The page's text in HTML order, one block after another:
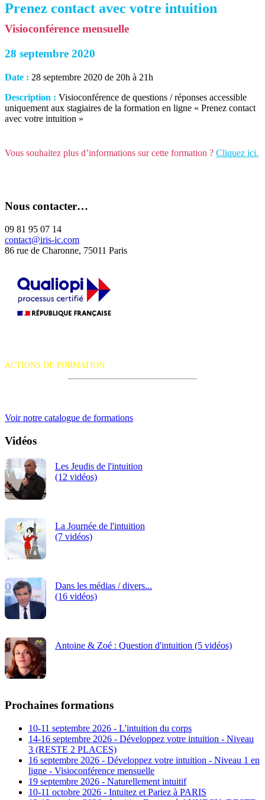
Prenez contact avec votre intuition
Visioconférence mensuelle
28 septembre 2020
Date : 28 septembre 2020 de 20h à 21h
Description : Visioconférence de questions / réponses accessible
uniquement aux stagiaires de la formation en ligne « Prenez contact
avec votre intuition »
Vous souhaitez plus d’informations sur cette formation ? Cliquez ici.
Nous contacter…
09 81 95 07 14
contact@iris-ic.com
86 rue de Charonne, 75011 Paris
ACTIONS DE FORMATION
Voir notre catalogue de formations
Vidéos
Les Jeudis de l'intuition
(12 vidéos)
La Journée de l'intuition
(7 vidéos)
Dans les médias / divers...
(16 vidéos)
Antoine & Zoé : Question d'intuition (5 vidéos)
Prochaines formations
10-11 septembre 2026 - L'intuition du corps
14-16 septembre 2026 - Développez votre intuition - Niveau
3 (RESTE 2 PLACES)
16 septembre 2026 - Développez votre intuition - Niveau 1 en
ligne - Visioconférence mensuelle
19 septembre 2026 - Naturellement intuitif
10-11 octobre 2026 - Intuitez et Pariez à PARIS